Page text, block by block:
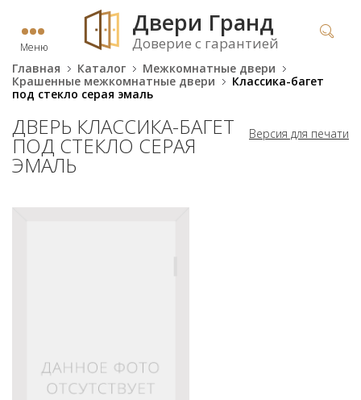
Меню
Двери Гранд
Доверие с гарантией
Главная Каталог
Межкомнатные двери
Крашенные межкомнатные двери
Классика-багет
под стекло серая эмаль
Версия для печати
ДВЕРЬ КЛАССИКА-БАГЕТ
ПОД СТЕКЛО СЕРАЯ
ЭМАЛЬ